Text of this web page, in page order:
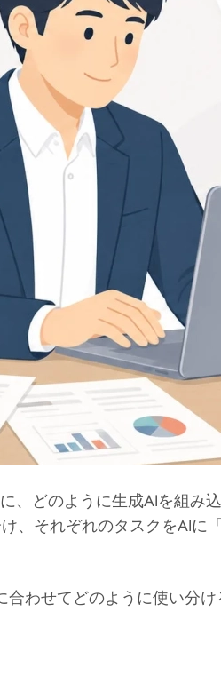
、どのように生成AIを組
、それぞれのタスクをAI
合わせてどのように使い